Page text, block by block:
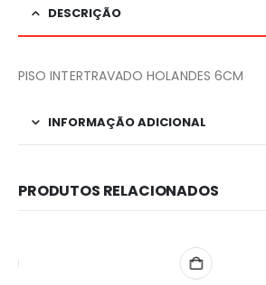
DESCRIÇÃO
PISO INTERTRAVADO HOLANDES 6CM
INFORMAÇÃO ADICIONAL
PRODUTOS RELACIONADOS